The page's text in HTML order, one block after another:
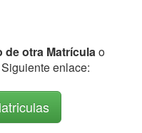
de otra Matrículao
enlace: